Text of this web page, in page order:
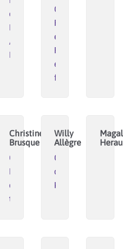
de
Rennes
/
RFFLabs
Chambéry,
Robust'Alpes
et
Robustesse
en
formation
Christine
Brusque
CAE
Mine
de
talents
Willy
Allègre
Centre
de
Kerpape